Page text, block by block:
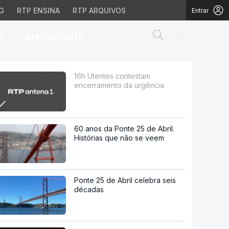
RTP ENSINA RTP ARQUIVOS Entrar
16h Utentes contestam
encerramento da urgência
60 anos da Ponte 25 de Abril.
Histórias que não se veem
Ponte 25 de Abril celebra seis
décadas